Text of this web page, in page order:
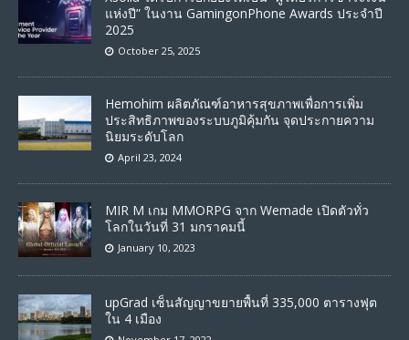
แห่งปี” ในงาน GamingonPhone Awards ประจำปี
2025
October 25, 2025
Hemohim ผลิตภัณฑ์อาหารสุขภาพเพื่อการเพิ่ม
ประสิทธิภาพของระบบภูมิคุ้มกัน จุดประกายความ
นิยมระดับโลก
April 23, 2024
MIR M เกม MMORPG จาก Wemade เปิดตัวทั่ว
โลกในวันที่ 31 มกราคมนี้
January 10, 2023
upGrad เซ็นสัญญาขยายพื้นที่ 335,000 ตารางฟุต
ใน 4 เมือง